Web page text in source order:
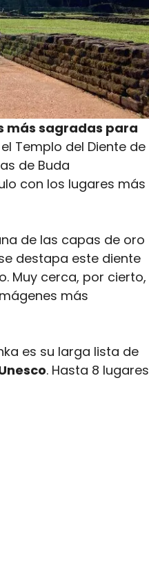
más sagradas para
Templo del Diente de
de Buda
con los lugares más
de las capas de oro
destapa este diente
Muy cerca, por cierto,
más
es su larga lista de
. Hasta 8 lugares